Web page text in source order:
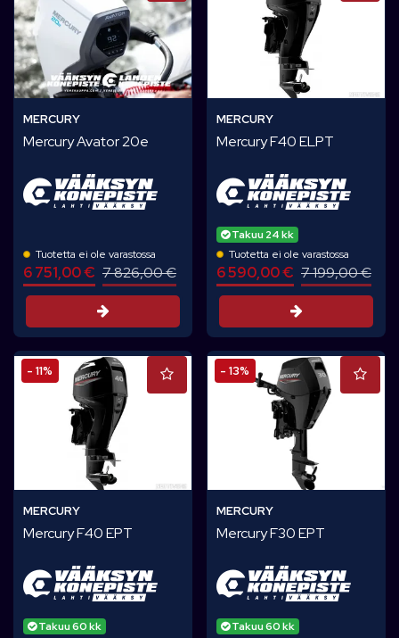
MERCURY
Mercury Avator 20e
Tuotetta ei ole varastossa
6 751,00 € 7 826,00 €
Tarjouspyyntö
MERCURY
Mercury F40 ELPT
Takuu 24 kk
Tuotetta ei ole varastossa
6 590,00 € 7 199,00 €
- 11%
MERCURY
Mercury F40 EPT
Takuu 60 kk
- 13%
MERCURY
Mercury F30 EPT
Takuu 60 kk